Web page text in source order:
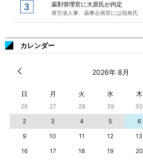
薬剤管理官に大原氏が内定
厚労省人事、薬事企画官には稲角氏
カレンダー
2026年 8月
日 月 火 水 木
26 27 28 29 30
2
3 4 5 6
9
10 11 12 13
16
17 18 19 20